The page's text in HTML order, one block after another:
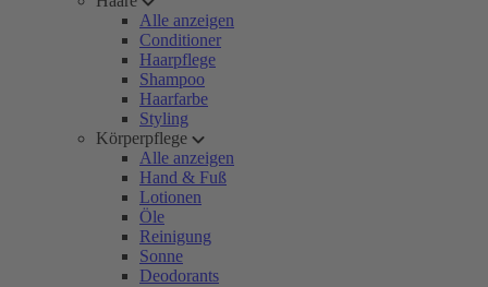
Alle anzeigen
Conditioner
Haarpflege
Shampoo
Haarfarbe
Styling
Körperpflege
Alle anzeigen
Hand & Fuß
Lotionen
Öle
Reinigung
Sonne
Deodorants